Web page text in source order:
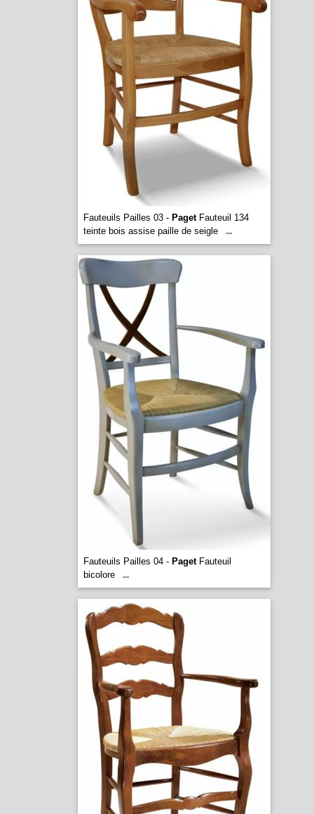
Fauteuils Pailles 03 - PagetFauteuil 134
teinte bois assise paille de seigle
...
Fauteuils Pailles 04 - PagetFauteuil
bicolore
...